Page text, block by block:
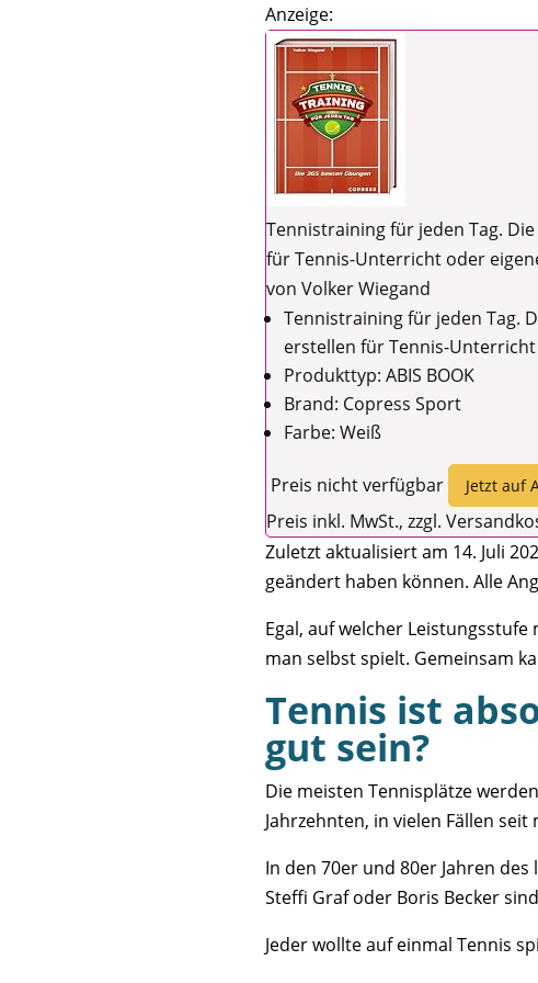
Anzeige:
Tennistraining für jeden Tag.
für Tennis-Unterricht oder
von Volker Wiegand
Tennistraining für jeden Tag.
erstellen für Tennis-
Produkttyp: ABIS BOOK
Brand: Copress Sport
Farbe: Weiß
Preis nicht verfügbar Jetzt auf
Preis inkl. MwSt., zzgl.
Zuletzt aktualisiert am 14. Juli
geändert haben können. Alle
Egal, auf welcher
man selbst spielt. Gemeinsam
Tennis ist
gut sein?
Die meisten Tennisplätze
Jahrzehnten, in vielen Fällen seit
In den 70er und 80er Jahren
Steffi Graf oder Boris Becker
Jeder wollte auf einmal Tennis